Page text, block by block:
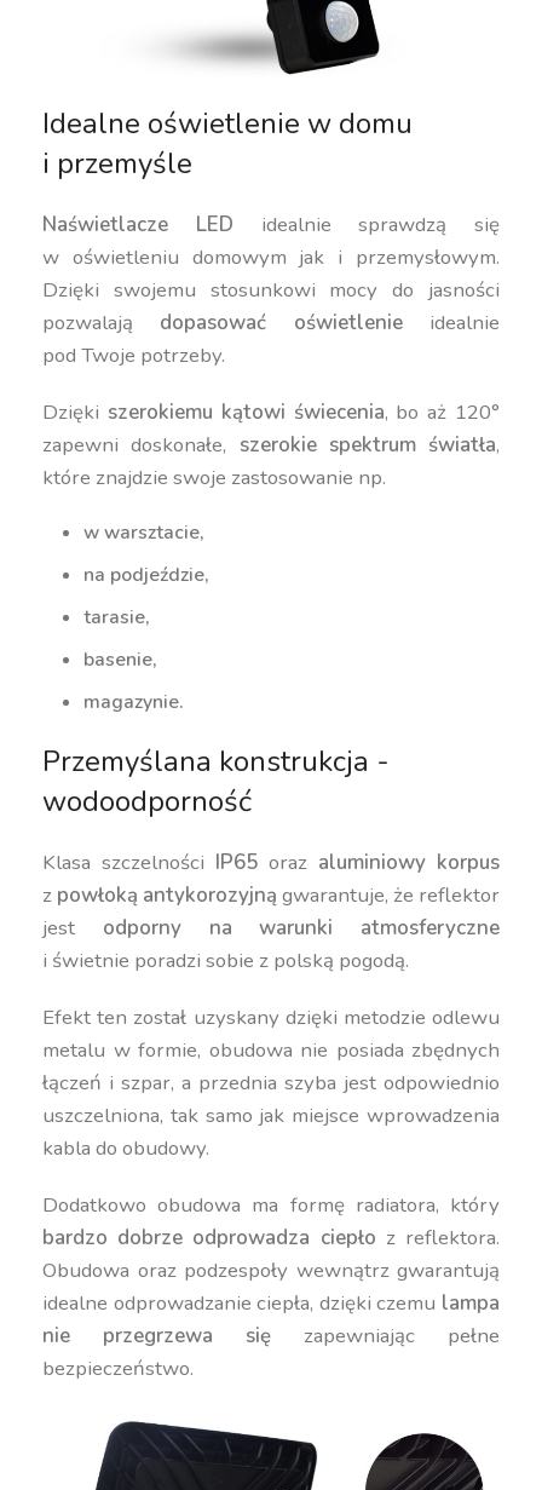
Idealne oświetlenie w domu
i przemyśle
Naświetlacze LED idealnie sprawdzą się
w oświetleniu domowym jak i przemysłowym.
Dzięki swojemu stosunkowi mocy do jasności
pozwalają dopasować oświetlenieidealnie
pod Twoje potrzeby.
Dzięki szerokiemu kątowi świecenia, bo aż 120°
zapewni doskonałe, szerokie spektrum światła,
które znajdzie swoje zastosowanie np.
w warsztacie,
na podjeździe,
tarasie,
basenie,
magazynie.
Przemyślana konstrukcja -
wodoodporność
Klasa szczelności IP65 oraz aluminiowy korpus
z powłoką antykorozyjną gwarantuje, że reflektor
jest odporny na warunki atmosferyczne
i świetnie poradzi sobie z polską pogodą.
Efekt ten został uzyskany dzięki metodzie odlewu
metalu w formie, obudowa nie posiada zbędnych
łączeń i szpar, a przednia szyba jest odpowiednio
uszczelniona, tak samo jak miejsce wprowadzenia
kabla do obudowy.
Dodatkowo obudowa ma formę radiatora, który
bardzo dobrze odprowadza ciepło z reflektora.
Obudowa oraz podzespoły wewnątrz gwarantują
idealne odprowadzanie ciepła, dzięki czemu lampa
nie przegrzewa się zapewniając pełne
bezpieczeństwo.